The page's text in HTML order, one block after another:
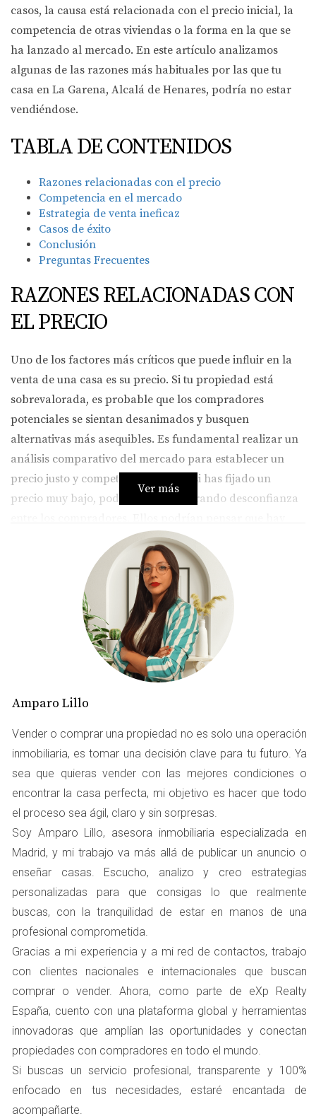
casos, la causa está relacionada con el precio inicial, la
competencia de otras viviendas o la forma en la que se
ha lanzado al mercado. En este artículo analizamos
algunas de las razones más habituales por las que tu
casa en La Garena, Alcalá de Henares, podría no estar
vendiéndose.
TABLA DE CONTENIDOS
Razones relacionadas con el precio
Competencia en el mercado
Estrategia de venta ineficaz
Casos de éxito
Conclusión
Preguntas Frecuentes
RAZONES RELACIONADAS CON
EL PRECIO
Uno de los factores más críticos que puede influir en la
venta de una casa es su precio. Si tu propiedad está
sobrevalorada, es probable que los compradores
potenciales se sientan desanimados y busquen
alternativas más asequibles. Es fundamental realizar un
análisis comparativo del mercado para establecer un
precio justo y competitivo. Además, si has fijado un
precio muy bajo, podrías estar generando desconfianza
algo oculto o que la calidad de la vivienda no es buena.
Por lo tanto, encontrar ese equilibrio es esencial para
atraer a los interesados.
Consejos para fijar el precio adecuado
Investiga propiedades similares en tu área.
Considera la opinión de un agente inmobiliario
Realiza una evaluación objetiva del estado de tu
vivienda.
COMPETENCIA EN EL
MERCADO
La Garena es una zona atractiva para vivir, pero también
cuenta con una alta competencia. Si hay muchas casas
similares a la tuya en venta, es crucial destacar. Esto no
solo implica tener un buen precio, sino también ofrecer
características únicas que hagan que tu propiedad brille
entre las demás.
Cómo diferenciar tu casa
Mejora la presentación de la vivienda: considera
hacer pequeñas reformas o mejoras estéticas.
Utiliza fotografías profesionales para mostrar tu
hogar en su mejor luz.
Ofrece incentivos como cubrir parte de los gastos
de cierre.
ESTRATEGIA DE VENTA
INEFICAZ
Ver más
Amparo Lillo
Vender o comprar una propiedad no es solo una operación
inmobiliaria, es tomar una decisión clave para tu futuro. Ya
sea que quieras vender con las mejores condiciones o
encontrar la casa perfecta, mi objetivo es hacer que todo
el proceso sea ágil, claro y sin sorpresas.
Soy Amparo Lillo, asesora inmobiliaria especializada en
Madrid, y mi trabajo va más allá de publicar un anuncio o
enseñar casas. Escucho, analizo y creo estrategias
personalizadas para que consigas lo que realmente
buscas, con la tranquilidad de estar en manos de una
profesional comprometida.
Gracias a mi experiencia y a mi red de contactos, trabajo
con clientes nacionales e internacionales que buscan
comprar o vender. Ahora, como parte de eXp Realty
España, cuento con una plataforma global y herramientas
innovadoras que amplían las oportunidades y conectan
propiedades con compradores en todo el mundo.
Si buscas un servicio profesional, transparente y 100%
enfocado en tus necesidades, estaré encantada de
acompañarte.